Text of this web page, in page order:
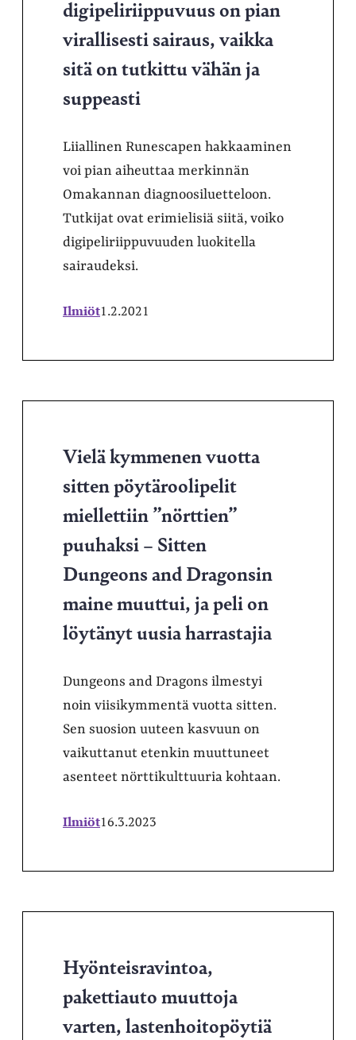
digipeliriippuvuus on pian
virallisesti sairaus, vaikka
sitä on tutkittu vähän ja
suppeasti
Liiallinen Runescapen hakkaaminen
voi pian aiheuttaa merkinnän
Omakannan diagnoosiluetteloon.
Tutkijat ovat erimielisiä siitä, voiko
digipeliriippuvuuden luokitella
sairaudeksi.
Ilmiöt1.2.2021
Vielä kymmenen vuotta
sitten pöytäroolipelit
miellettiin ”nörttien”
puuhaksi – Sitten
Dungeons and Dragonsin
maine muuttui, ja peli on
löytänyt uusia harrastajia
Dungeons and Dragons ilmestyi
noin viisikymmentä vuotta sitten.
Sen suosion uuteen kasvuun on
vaikuttanut etenkin muuttuneet
asenteet nörttikulttuuria kohtaan.
Ilmiöt16.3.2023
Hyönteisravintoa,
pakettiauto muuttoja
varten, lastenhoitopöytiä